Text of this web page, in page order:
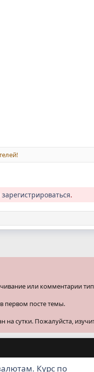
зарегистрироваться.
или комментарии
в первом посте темы.
сутки. Пожалуйста,
Курс по